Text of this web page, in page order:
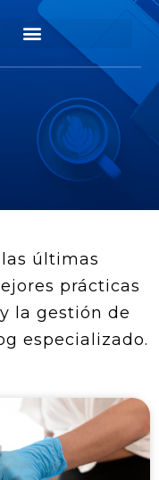
últimas
prácticas
la gestión de
especializado.